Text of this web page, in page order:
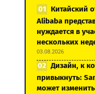
Китайский
Alibaba
нуждается в
нескольких
03.08.2026
Дизайн, к
привыкнуть:
может